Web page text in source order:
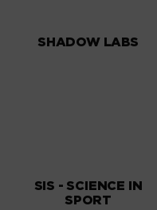
SHADOW LABS
SIS - SCIENCE IN
SPORT